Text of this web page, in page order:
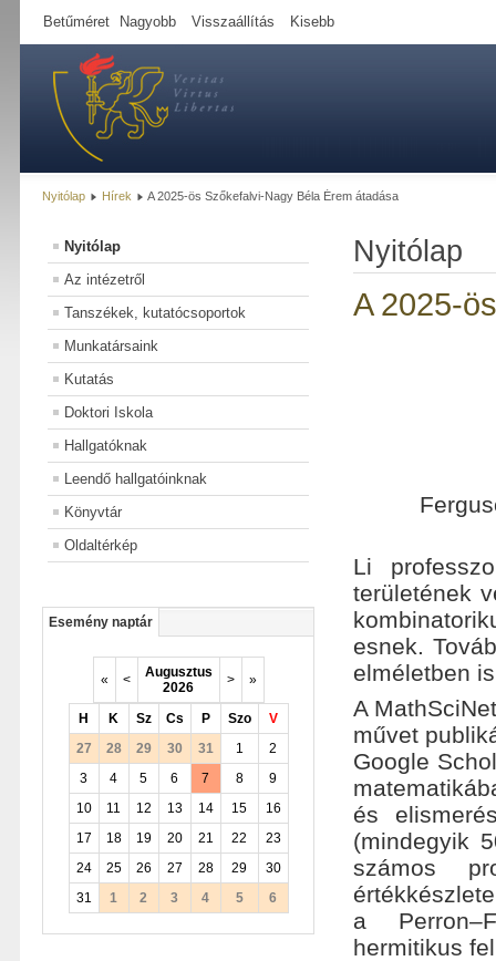
Betűméret Nagyobb Visszaállítás Kisebb
Nyitólap Hírek A 2025-ös Szőkefalvi-Nagy Béla Érem átadása
Nyitólap
Az intézetről
Tanszékek, kutatócsoportok
Munkatársaink
Kutatás
Doktori Iskola
Hallgatóknak
Leendő hallgatóinknak
Könyvtár
Oldaltérkép
Esemény naptár
« <
Augusztus
2026
> »
H K Sz Cs P Szo
V
27
28 29 30 31 1
2
3
4 5 6 7 8
9
10
11 12 13 14 15
16
17
18 19 20 21 22
23
24
25 26 27 28 29
30
31
1 2 3 4 5 6
Nyitólap
A 2025-
Li
területének
esnek.
elméletben
A
művet
Google
és
(mindegyik
számos
a
hermitikus